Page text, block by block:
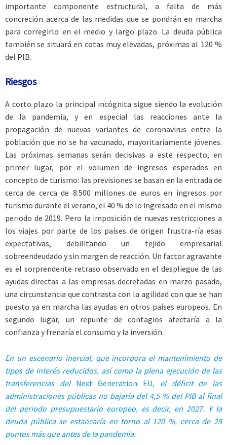
importante componente estructural, a falta de más
concreción acerca de las medidas que se pondrán en marcha
para corregirlo en el medio y largo plazo. La deuda pública
también se situará en cotas muy elevadas, próximas al 120 %
del PIB.
Riesgos
A corto plazo la principal incógnita sigue siendo la evolución
de la pandemia, y en especial las reacciones ante la
propagación de nuevas variantes de coronavirus entre la
población que no se ha vacunado, mayoritariamente jóvenes.
Las próximas semanas serán decisivas a este respecto, en
primer lugar, por el volumen de ingresos esperados en
concepto de turismo: las previsiones se basan en la entrada de
cerca de cerca de 8.500 millones de euros en ingresos por
turismo durante el verano, el 40 % de lo ingresado en el mismo
periodo de 2019. Pero la imposición de nuevas restricciones a
los viajes por parte de los países de origen frustra-ría esas
expectativas, debilitando un tejido empresarial
sobreendeudado y sin margen de reacción. Un factor agravante
es el sorprendente retraso observado en el despliegue de las
ayudas directas a las empresas decretadas en marzo pasado,
una circunstancia que contrasta con la agilidad con que se han
puesto ya en marcha las ayudas en otros países europeos. En
segundo lugar, un repunte de contagios afectaría a la
confianza y frenaría el consumo y la inversión.
En un escenario inercial, que incorpora el mantenimiento de
tipos de interés reducidos, así como la plena ejecución de las
transferencias del Next Generation EU, el déficit de las
administraciones públicas no bajaría del 4,5 % del PIB al final
del periodo presupuestario europeo, es decir, en 2027. Y la
deuda pública se estancaría en torno al 120 %, cerca de 25
puntos más que antes de la pandemia.